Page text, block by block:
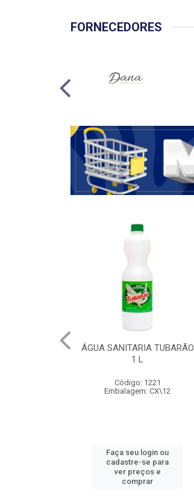
FORNECEDORES
ÁGUA SANITARIA TUBARÃO
1 L
Código: 1221
Embalagem: CX\12
Faça seu login ou
cadastre-se para
ver preços e
comprar